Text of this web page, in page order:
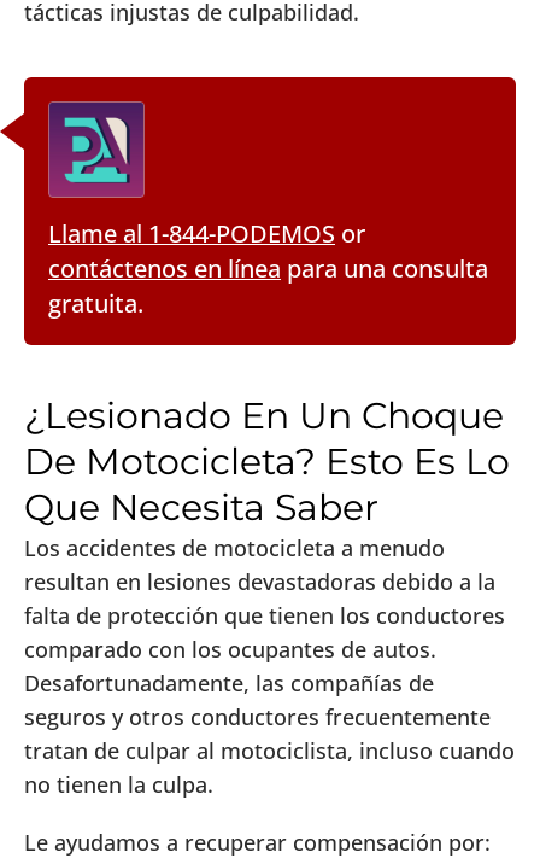
tácticas injustas de culpabilidad.
Llame al 1-844-PODEMOS or
contáctenos en línea para una consulta
gratuita.
¿Lesionado En Un Choque
De Motocicleta? Esto Es Lo
Que Necesita Saber
Los accidentes de motocicleta a menudo
resultan en lesiones devastadoras debido a la
falta de protección que tienen los conductores
comparado con los ocupantes de autos.
Desafortunadamente, las compañías de
seguros y otros conductores frecuentemente
tratan de culpar al motociclista, incluso cuando
no tienen la culpa.
Le ayudamos a recuperar compensación por: